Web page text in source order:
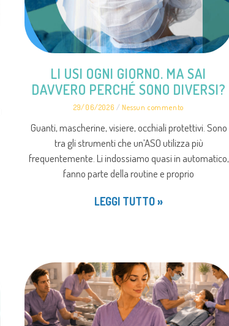
LI USI OGNI GIORNO. MA SAI
DAVVERO PERCHÉ SONO DIVERSI?
29/06/2026 Nessun commento
Guanti, mascherine, visiere, occhiali protettivi. Sono
tra gli strumenti che un’ASO utilizza più
frequentemente. Li indossiamo quasi in automatico,
fanno parte della routine e proprio
LEGGI TUTTO »